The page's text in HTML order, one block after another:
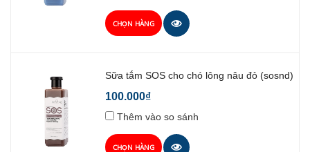
CHỌN HÀNG
Sữa tắm SOS cho chó lông nâu đỏ (sosnd)
100.000₫
Thêm vào so sánh
CHỌN HÀNG